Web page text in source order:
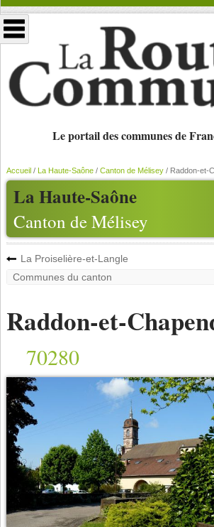
Le portail des communes de
La Haute-Saône
Canton de Mélisey
Accueil/ La Haute-Saône/ Canton de Mélisey/ Raddon-et-
La Proiselière-et-Langle
Raddon-et-
70280